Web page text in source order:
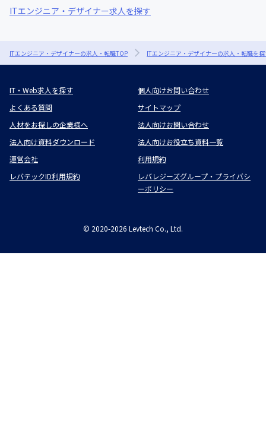
ITエンジニア・デザイナー求人を探す
ITエンジニア・デザイナーの求人・転職TOP ITエンジニア・デザイナーの求人・転職を
IT・Web求人を探す
個人向けお問い合わせ
よくある質問
サイトマップ
人材をお探しの企業様へ
法人向けお問い合わせ
法人向け資料ダウンロード
法人向けお役立ち資料一覧
運営会社
利用規約
レバテックID利用規約
レバレジーズグループ・プライバシ
ーポリシー
© 2020-2026 Levtech Co., Ltd.